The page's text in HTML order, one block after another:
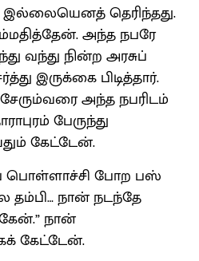
இல்லையெனத் தெரிந்தது.
அந்த நபரே
வந்து நின்ற அரசுப்
இருக்கை பிடித்தார்.
அந்த நபரிடம்
பேருந்து
கேட்டேன்.
பொள்ளாச்சி போற பஸ்
தம்பி… நான் நடந்தே
நான்
கேட்டேன்.